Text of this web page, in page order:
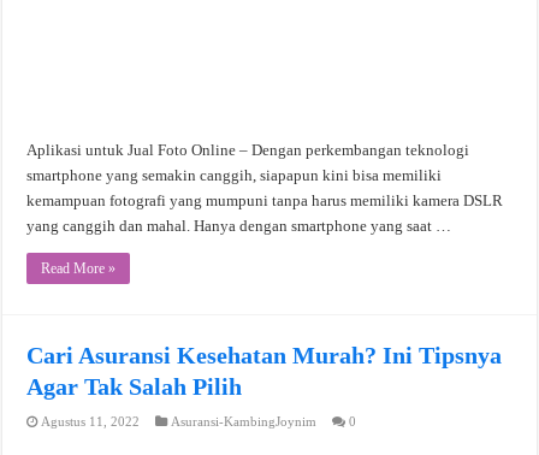
Aplikasi untuk Jual Foto Online – Dengan perkembangan teknologi
smartphone yang semakin canggih, siapapun kini bisa memiliki
kemampuan fotografi yang mumpuni tanpa harus memiliki kamera DSLR
yang canggih dan mahal. Hanya dengan smartphone yang saat …
Read More »
Cari Asuransi Kesehatan Murah? Ini Tipsnya
Agar Tak Salah Pilih
Agustus 11, 2022 Asuransi-KambingJoynim 0